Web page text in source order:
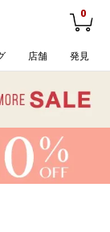
0
店舗 発見